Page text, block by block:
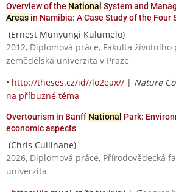
Overview of the National System and
Areas in Namibia: A Case Study of the Four
(Ernest Munyungi Kulumelo)
2012, Diplomová práce, Fakulta životního
zemědělská univerzita v Praze
• http://theses.cz/id//lo2eax// | Nature
na příbuzné téma
Overtourism in Banff National Park:
economic aspects
(Chris Cullinane)
2026, Diplomová práce, Přírodovědecká
univerzita